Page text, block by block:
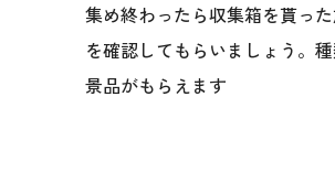
集め終わったら収集箱を貰っ
を確認してもらいましょう。
景品がもらえます